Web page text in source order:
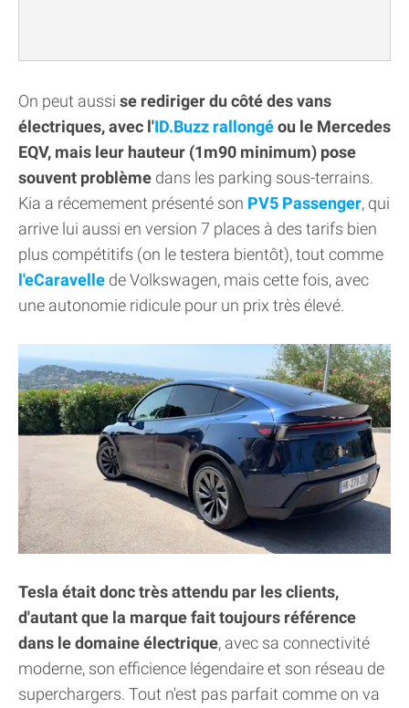
On peut aussi se rediriger du côté des vans
électriques, avec l'ID.Buzz rallongéou le Mercedes
EQV, mais leur hauteur (1m90 minimum) pose
souvent problème dans les parking sous-terrains.
Kia a récemement présenté son PV5 Passenger, qui
arrive lui aussi en version 7 places à des tarifs bien
plus compétitifs (on le testera bientôt), tout comme
l'eCaravelle de Volkswagen, mais cette fois, avec
une autonomie ridicule pour un prix très élevé.
Tesla était donc très attendu par les clients,
d'autant que la marque fait toujours référence
dans le domaine électrique, avec sa connectivité
moderne, son efficience légendaire et son réseau de
superchargers. Tout n'est pas parfait comme on va